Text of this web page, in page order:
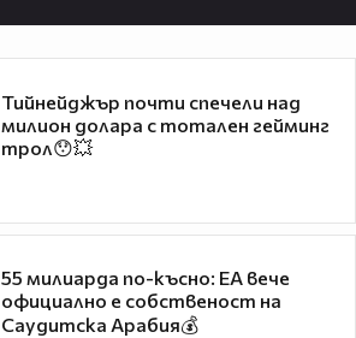
Тийнейджър почти спечели над
милион долара с тотален гейминг
трол😯💥
55 милиарда по-късно: EA вече
официално е собственост на
Саудитска Арабия💰